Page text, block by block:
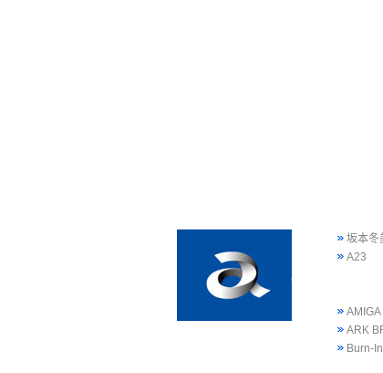
坂本冬
A23
AMIGA
ARK
Burn-In